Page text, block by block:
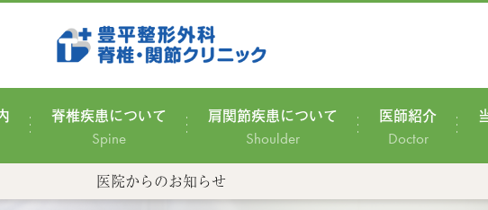
脊椎疾患について
Spine
肩関節疾患について
Shoulder
医師紹介
Doctor
医院からのお知らせ